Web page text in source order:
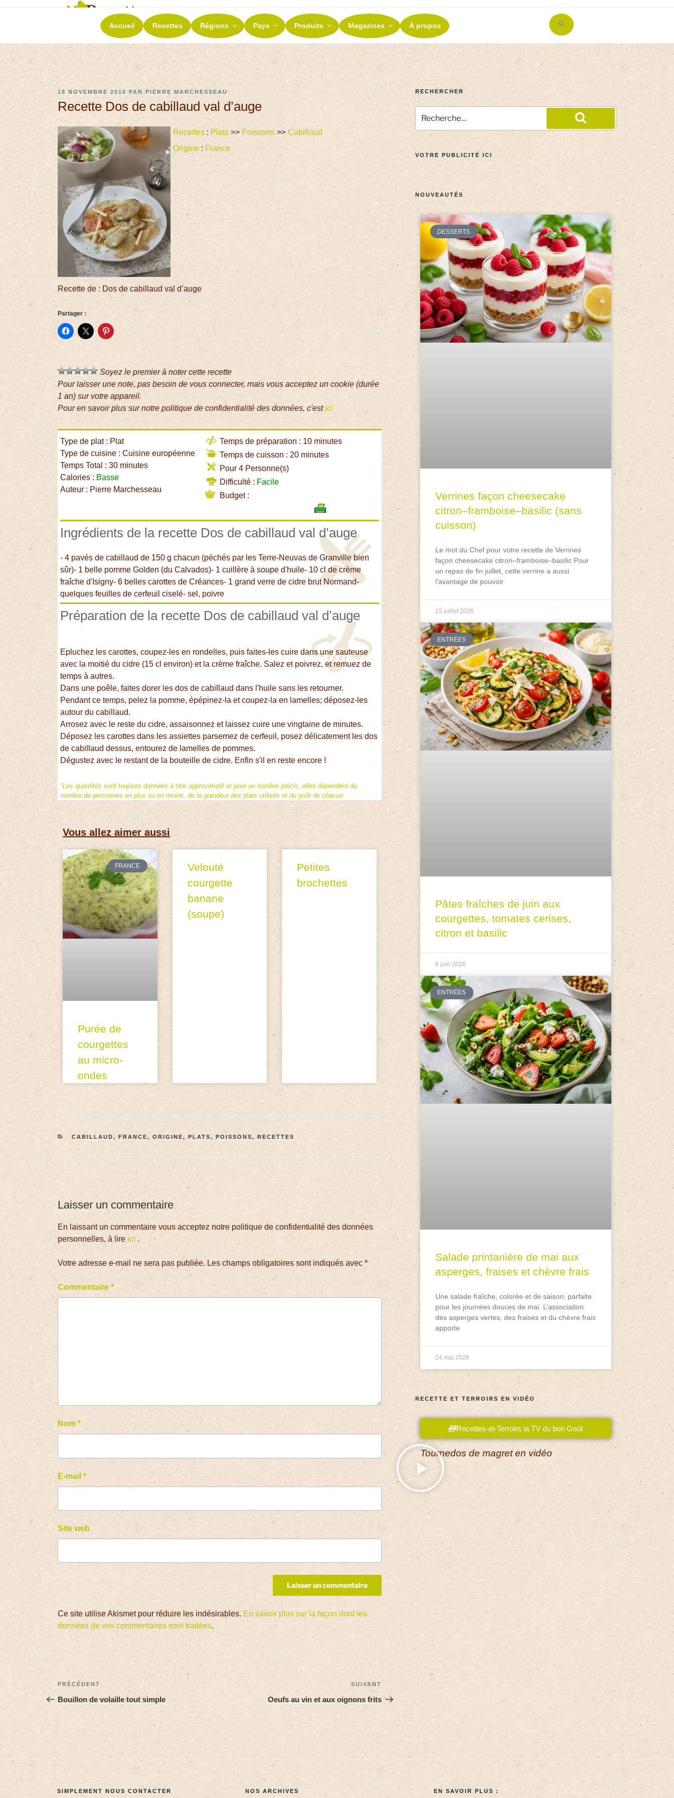
RECETTES ET TERROIRS
La richesse de nos terroirs
Accueil Recettes Régions Pays Produits Magazines À propos
Search
for:
18 NOVEMBRE 2010 PARPIERRE MARCHESSEAU
Recette Dos de cabillaud val d’auge
Recettes : Plats >> Poissons >>Cabillaud
Origine : France
Recette de : Dos de cabillaud val d’auge
Partager :
Soyez le premier à noter cette recette
Pour laisser une note, pas besoin de vous connecter, mais vous acceptez un cookie (durée
1 an) sur votre appareil.
Pour en savoir plus sur notre politique de confidentialité des données, c'estici
Type de plat : Plat
Type de cuisine : Cuisine européenne
Temps Total : 30 minutes
Calories : Basse
Auteur : Pierre Marchesseau
Temps de préparation : 10 minutes
Temps de cuisson : 20 minutes
Pour 4 Personne(s)
Difficulté : Facile
Budget :
Ingrédients de la recette Dos de cabillaud val d’auge
- 4 pavés de cabillaud de 150 g chacun (péchés par les Terre-Neuvas de Granville bien
sûr)- 1 belle pomme Golden (du Calvados)- 1 cuillère à soupe d'huile- 10 cl de crème
fraîche d'Isigny- 6 belles carottes de Créances- 1 grand verre de cidre brut Normand-
quelques feuilles de cerfeuil ciselé- sel, poivre
Préparation de la recette Dos de cabillaud val d’auge
Epluchez les carottes, coupez-les en rondelles, puis faites-les cuire dans une sauteuse
avec la moitié du cidre (15 cl environ) et la crème fraîche. Salez et poivrez, et remuez de
temps à autres.
Dans une poêle, faites dorer les dos de cabillaud dans l'huile sans les retourner.
Pendant ce temps, pelez la pomme, épépinez-la et coupez-la en lamelles; déposez-les
autour du cabillaud.
Arrosez avec le reste du cidre, assaisonnez et laissez cuire une vingtaine de minutes.
Déposez les carottes dans les assiettes parsemez de cerfeuil, posez délicatement les dos
de cabillaud dessus, entourez de lamelles de pommes.
Dégustez avec le restant de la bouteille de cidre. Enfin s'il en reste encore !
*Les quantités sont toujours données à titre approximatif et pour un nombre précis, elles dépendent du
nombre de personnes en plus ou en moins, de la grandeur des plats utilisés et du goût de chacun.
Vous allez aimer aussi
FRANCE
Purée de
courgettes
au micro-
ondes
Velouté
courgette
banane
(soupe)
Petites
brochettes
CABILLAUD, FRANCE, ORIGINE, PLATS, POISSONS, RECETTES
Laisser un commentaire
En laissant un commentaire vous acceptez notre politique de confidentialité des données
personnelles, à lire ici .
Votre adresse e-mail ne sera pas publiée. Les champs obligatoires sont indiqués avec*
Commentaire*
Nom*
E-mail*
Site web
Ce site utilise Akismet pour réduire les indésirables. En savoir plus sur la façon dont les
données de vos commentaires sont traitées.
PRÉCÉDENT
Bouillon de volaille tout simple
SUIVANT
Oeufs au vin et aux oignons frits
RECHERCHER
VOTRE PUBLICITÉ ICI
NOUVEAUTÉS
DESSERTS
Verrines façon cheesecake
citron–framboise–basilic (sans
cuisson)
Le mot du Chef pour votre recette de Verrines
façon cheesecake citron–framboise–basilic Pour
un repas de fin juillet, cette verrine a aussi
l’avantage de pouvoir
15 juillet 2026
ENTRÉES
Pâtes fraîches de juin aux
courgettes, tomates cerises,
citron et basilic
8 juin 2026
ENTRÉES
Salade printanière de mai aux
asperges, fraises et chèvre frais
Une salade fraîche, colorée et de saison, parfaite
pour les journées douces de mai. L’association
des asperges vertes, des fraises et du chèvre frais
apporte
24 mai 2026
RECETTE ET TERROIRS EN VIDÉO
Recettes-et-Terroirs la TV du bon Goût
Tournedos de magret en vidéo
SIMPLEMENT NOUS CONTACTER NOS ARCHIVES EN SAVOIR PLUS :